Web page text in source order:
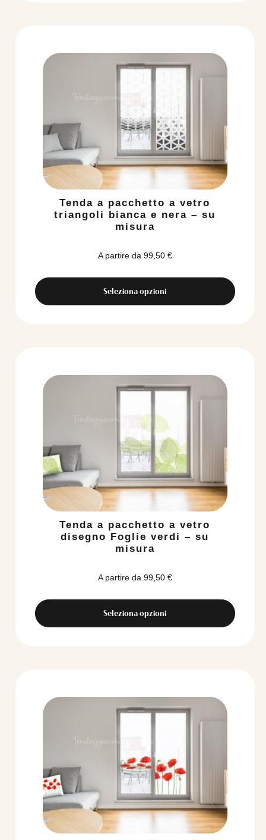
Tenda a pacchetto a vetro
triangoli bianca e nera – su
misura
A partire da 99,50 €
Seleziona opzioni
Tenda a pacchetto a vetro
disegno Foglie verdi – su
misura
A partire da 99,50 €
Seleziona opzioni